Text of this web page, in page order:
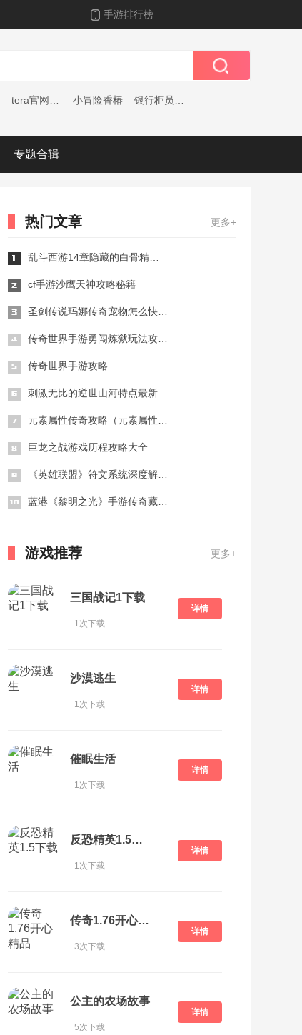
手游排行榜
小冒险香椿
专题合辑
热门文章 更多+
cf手游沙鹰天神攻略秘籍
传奇世界手游攻略
刺激无比的逆世山河特点最新
巨龙之战游戏历程攻略大全
游戏推荐 更多+
三国战记1下载
1次下载
详情
沙漠逃生
1次下载
详情
催眠生活
1次下载
详情
反恐精英1.5下载
1次下载
详情
传奇1.76开心精品
3次下载
详情
公主的农场故事
5次下载
详情